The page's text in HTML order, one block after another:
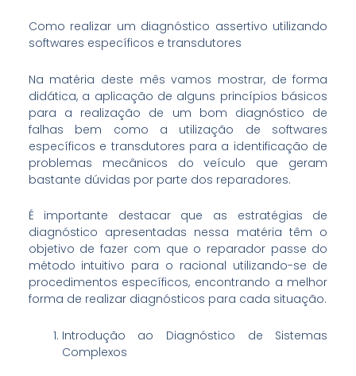
Como realizar um diagnóstico assertivo utilizando
softwares específicos e transdutores
Na matéria deste mês vamos mostrar, de forma
didática, a aplicação de alguns princípios básicos
para a realização de um bom diagnóstico de
falhas bem como a utilização de softwares
específicos e transdutores para a identificação de
problemas mecânicos do veículo que geram
bastante dúvidas por parte dos reparadores.
É importante destacar que as estratégias de
diagnóstico apresentadas nessa matéria têm o
objetivo de fazer com que o reparador passe do
método intuitivo para o racional utilizando-se de
procedimentos específicos, encontrando a melhor
forma de realizar diagnósticos para cada situação.
Introdução ao Diagnóstico de Sistemas
Complexos